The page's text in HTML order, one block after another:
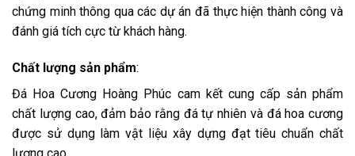
chứng minh thông qua các dự án đã thực hiện thành công và
đánh giá tích cực từ khách hàng.
Chất lượng sản phẩm:
Đá Hoa Cương Hoàng Phúc cam kết cung cấp sản phẩm
chất lượng cao, đảm bảo rằng đá tự nhiên và đá hoa cương
được sử dụng làm vật liệu xây dựng đạt tiêu chuẩn chất